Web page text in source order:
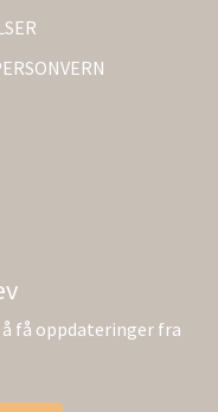
få oppdateringer fra